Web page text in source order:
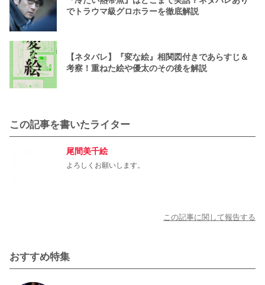
でトラウマ級グロホラーを徹底解説
【ネタバレ】『変な絵』相関図付きであらすじ＆
考察！重ねた絵や優太のその後を解説
この記事を書いたライター
尾間美千絵
よろしくお願いします。
この記事に関して報告する
おすすめ特集